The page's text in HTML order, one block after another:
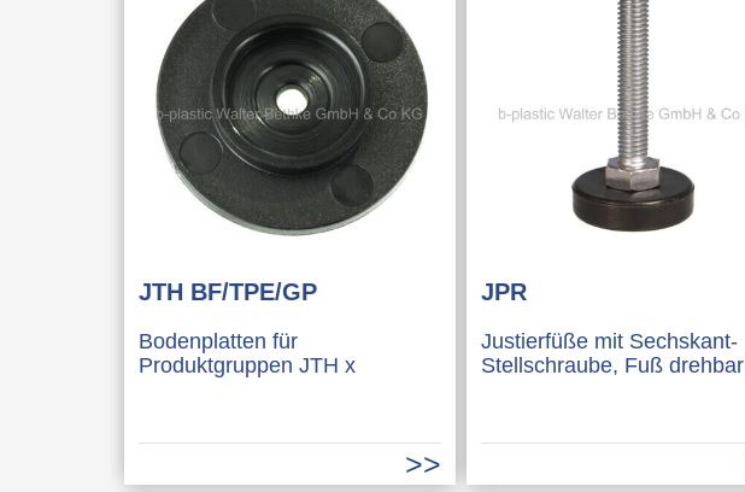
JTH BF/TPE/GP
Bodenplatten für
Produktgruppen JTH x
JPR
Justierfüße mit Sechskant-
Stellschraube, Fuß drehbar